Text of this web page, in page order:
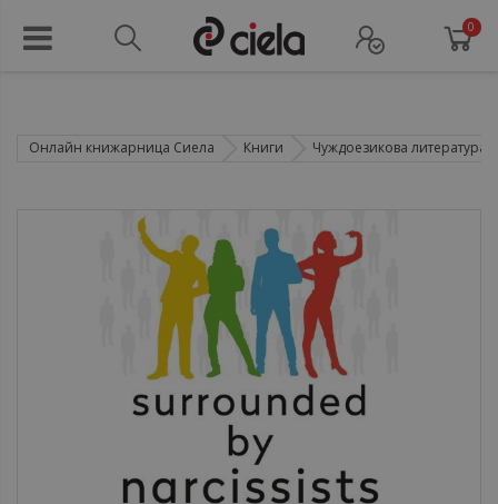
0
Онлайн книжарница Сиела Книги Чуждоезикова литература